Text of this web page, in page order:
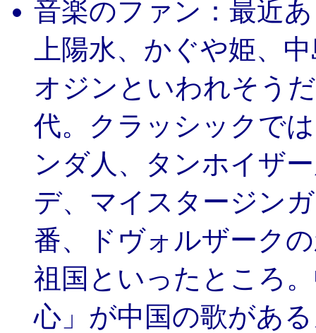
音楽のファン：最近
上陽水、かぐや姫、
オジンといわれそう
代。クラッシックで
ンダ人、タンホイザ
デ、マイスタージン
番、ドヴォルザーク
祖国といったところ
心」が中国の歌があ